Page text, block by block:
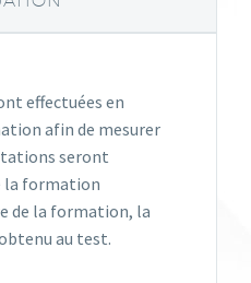
effectuées en
afin de mesurer
seront
la formation
de la formation, la
au test.